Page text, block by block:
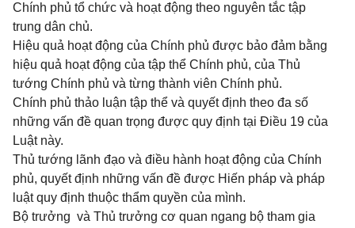
Chính phủ tổ chức và hoạt động theo nguyên tắc tập
trung dân chủ.
Hiệu quả hoạt động của Chính phủ được bảo đảm bằng
hiệu quả hoạt động của tập thể Chính phủ, của Thủ
tướng Chính phủ và từng thành viên Chính phủ.
Chính phủ thảo luận tập thể và quyết định theo đa số
những vấn đề quan trọng được quy định tại Điều 19 của
Luật này.
Thủ tướng lãnh đạo và điều hành hoạt động của Chính
phủ, quyết định những vấn đề được Hiến pháp và pháp
luật quy định thuộc thẩm quyền của mình.
Bộ trưởng và Thủ trưởng cơ quan ngang bộ tham gia